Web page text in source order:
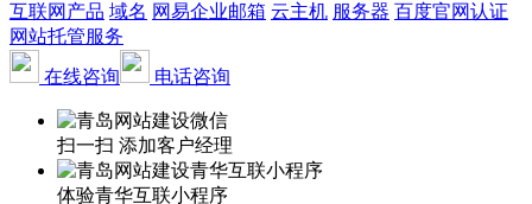
互联网产品 域名 网易企业邮箱 云主机 服务器 百度官网认证
网站托管服务
在线咨询
电话咨询
扫一扫 添加客户经理
体验青华互联小程序